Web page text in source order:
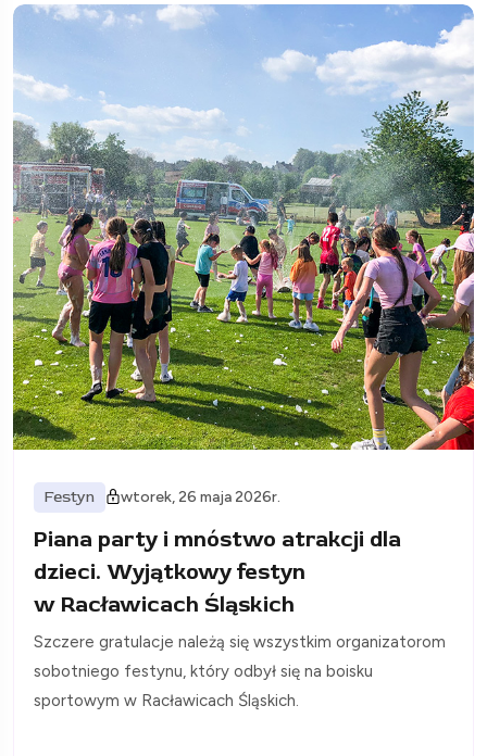
Festyn wtorek, 26 maja 2026r.
Piana party i mnóstwo atrakcji dla
dzieci. Wyjątkowy festyn
w Racławicach Śląskich
Szczere gratulacje należą się wszystkim organizatorom
sobotniego festynu, który odbył się na boisku
sportowym w Racławicach Śląskich.